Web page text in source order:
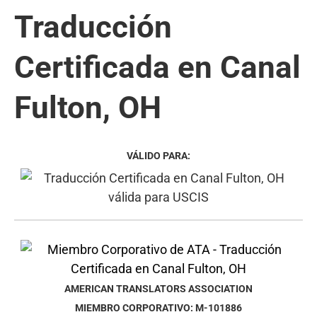
Traducción
Certificada en Canal
Fulton, OH
VÁLIDO PARA:
AMERICAN TRANSLATORS ASSOCIATION
MIEMBRO CORPORATIVO: M-101886